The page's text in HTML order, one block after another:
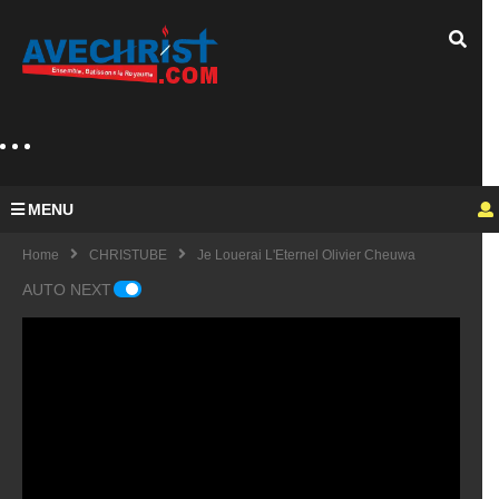
MENU
Home CHRISTUBE Je Louerai L'Eternel Olivier Cheuwa
AUTO NEXT